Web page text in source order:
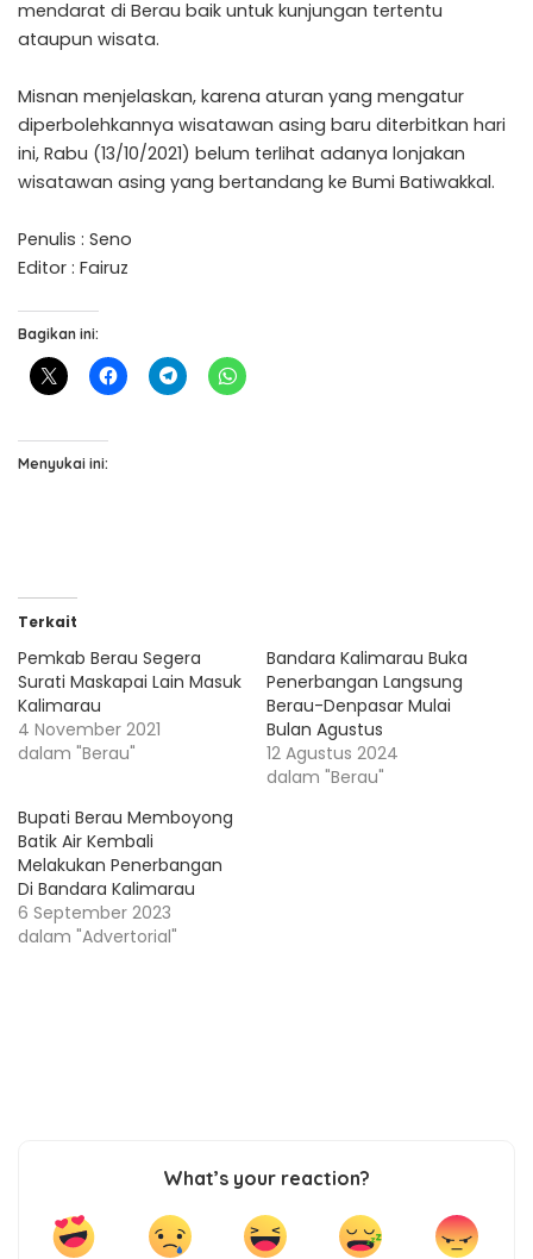
mendarat di Berau baik untuk kunjungan tertentu
ataupun wisata.
Misnan menjelaskan, karena aturan yang mengatur
diperbolehkannya wisatawan asing baru diterbitkan hari
ini, Rabu (13/10/2021) belum terlihat adanya lonjakan
wisatawan asing yang bertandang ke Bumi Batiwakkal.
Penulis : Seno
Editor : Fairuz
Bagikan ini:
Menyukai ini:
Terkait
Pemkab Berau Segera
Surati Maskapai Lain Masuk
Kalimarau
4 November 2021
dalam "Berau"
Bandara Kalimarau Buka
Penerbangan Langsung
Berau-Denpasar Mulai
Bulan Agustus
12 Agustus 2024
dalam "Berau"
Bupati Berau Memboyong
Batik Air Kembali
Melakukan Penerbangan
Di Bandara Kalimarau
6 September 2023
dalam "Advertorial"
What’s your reaction?